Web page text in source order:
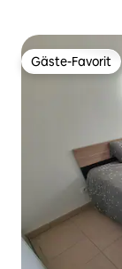
Gäste-Favorit
Gäste-Favorit